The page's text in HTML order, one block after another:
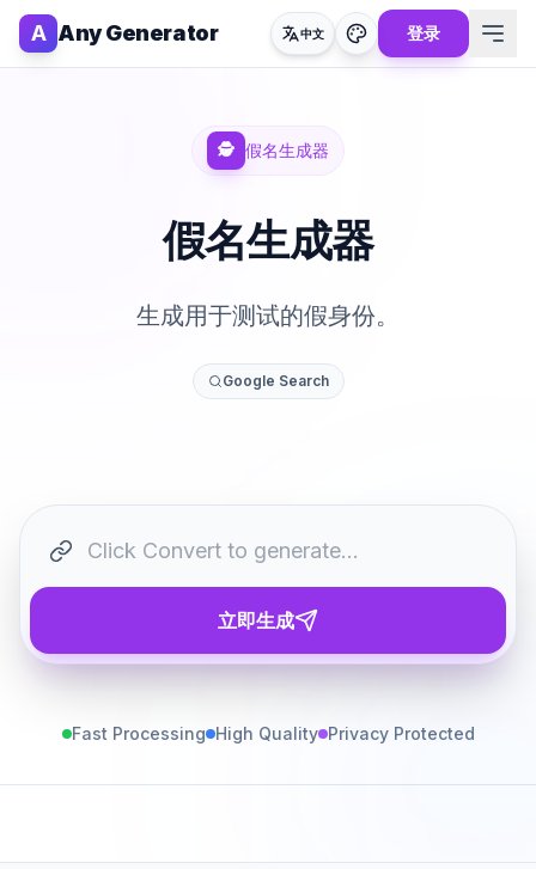
A Any Generator 中文 登录
🕵️ 假名生成器
假名生成器
生成用于测试的假身份。
Google Search
立即生成
Fast Processing High Quality Privacy Protected